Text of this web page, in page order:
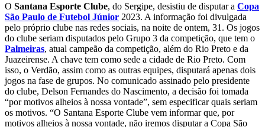
O Santana Esporte Clube, do Sergipe, desistiu de disputar a Copa
São Paulo de Futebol Júnior 2023. A informação foi divulgada
pelo próprio clube nas redes sociais, na noite de ontem, 31. Os jogos
do clube seriam disputados pelo Grupo 3 da competição, que tem o
Palmeiras, atual campeão da competição, além do Rio Preto e da
Juazeirense. A chave tem como sede a cidade de Rio Preto. Com
isso, o Verdão, assim como as outras equipes, disputará apenas dois
jogos na fase de grupos. No comunicado assinado pelo presidente
do clube, Delson Fernandes do Nascimento, a decisão foi tomada
“por motivos alheios à nossa vontade”, sem especificar quais seriam
os motivos. “O Santana Esporte Clube vem informar que, por
motivos alheios à nossa vontade, não iremos disputar a Copa São